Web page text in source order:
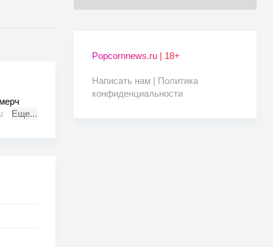
иЕще...
Popcornnews.ru | 18+
Написать нам | Политика
конфиденциальности